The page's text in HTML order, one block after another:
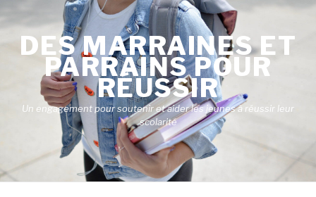
contenuDES MARRAINES ET
PARRAINS POUR
RÉUSSIR
Un engagement pour soutenir et aider les jeunes à réussir leur
scolarité